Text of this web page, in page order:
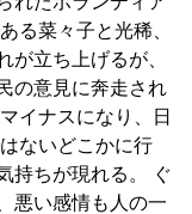
る菜々子と光稀、
が立ち上げるが、
の意見に奔走され
イナスになり、日
ないどこかに行
持ちが現れる。 ぐ
悪い感情も人の一